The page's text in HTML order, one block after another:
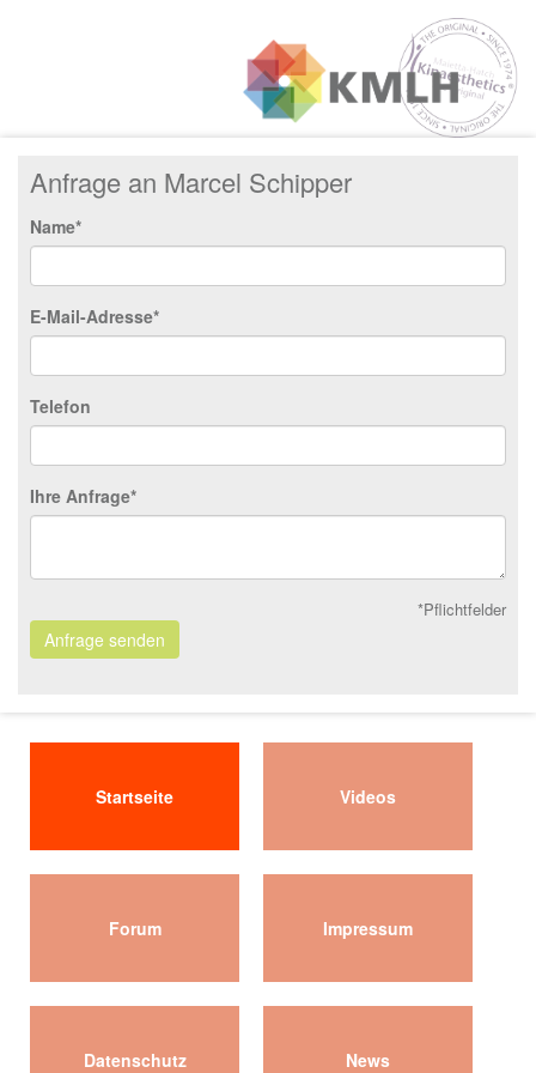
Anfrage an Marcel Schipper
Name*
E-Mail-Adresse*
Telefon
Ihre Anfrage*
*Pflichtfelder
Anfrage senden
Startseite Videos
Forum Impressum
Datenschutz News